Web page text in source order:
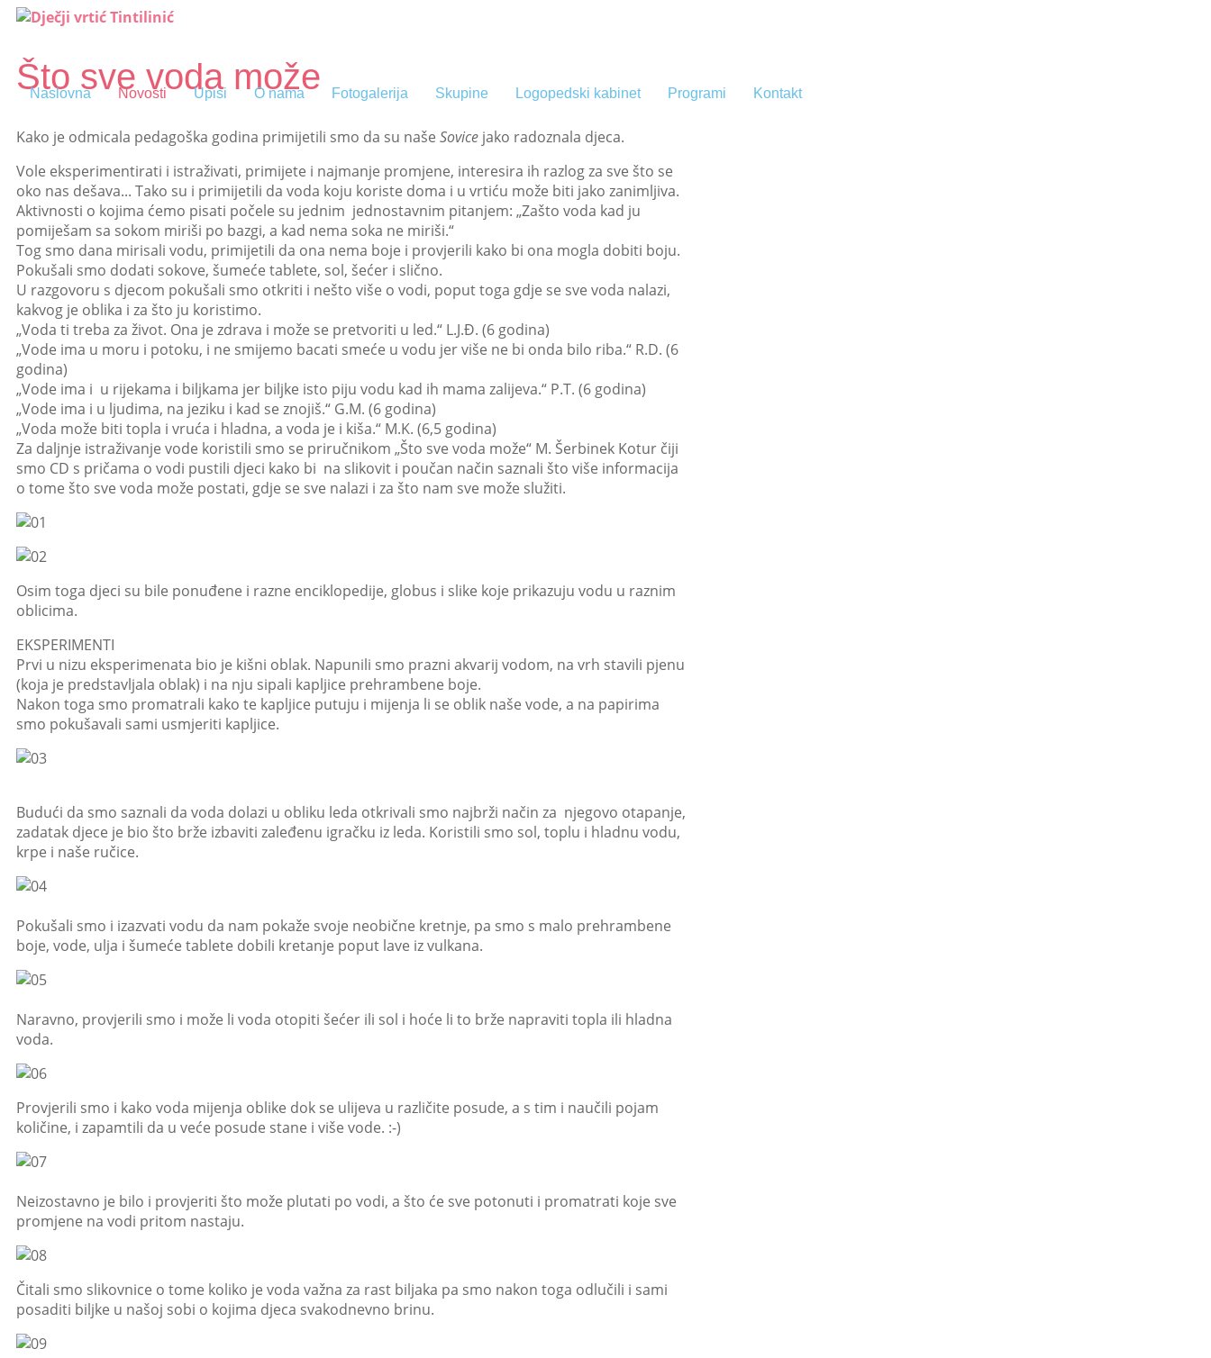
Naslovna Novosti Upisi O nama Fotogalerija Skupine Logopedski kabinet Programi Kontakt
Što sve voda može
Kako je odmicala pedagoška godina primijetili smo da su naše Sovice jako radoznala djeca.
Vole eksperimentirati i istraživati, primijete i najmanje promjene, interesira ih razlog za sve što se
oko nas dešava... Tako su i primijetili da voda koju koriste doma i u vrtiću može biti jako zanimljiva.
Aktivnosti o kojima ćemo pisati počele su jednim jednostavnim pitanjem: „Zašto voda kad ju
pomiješam sa sokom miriši po bazgi, a kad nema soka ne miriši.“
Tog smo dana mirisali vodu, primijetili da ona nema boje i provjerili kako bi ona mogla dobiti boju.
Pokušali smo dodati sokove, šumeće tablete, sol, šećer i slično.
U razgovoru s djecom pokušali smo otkriti i nešto više o vodi, poput toga gdje se sve voda nalazi,
kakvog je oblika i za što ju koristimo.
„Voda ti treba za život. Ona je zdrava i može se pretvoriti u led.“ L.J.Đ. (6 godina)
„Vode ima u moru i potoku, i ne smijemo bacati smeće u vodu jer više ne bi onda bilo riba.“ R.D. (6
godina)
„Vode ima i u rijekama i biljkama jer biljke isto piju vodu kad ih mama zalijeva.“ P.T. (6 godina)
„Vode ima i u ljudima, na jeziku i kad se znojiš.“ G.M. (6 godina)
„Voda može biti topla i vruća i hladna, a voda je i kiša.“ M.K. (6,5 godina)
Za daljnje istraživanje vode koristili smo se priručnikom „Što sve voda može“ M. Šerbinek Kotur čiji
smo CD s pričama o vodi pustili djeci kako bi na slikovit i poučan način saznali što više informacija
o tome što sve voda može postati, gdje se sve nalazi i za što nam sve može služiti.
Osim toga djeci su bile ponuđene i razne enciklopedije, globus i slike koje prikazuju vodu u raznim
oblicima.
EKSPERIMENTI
Prvi u nizu eksperimenata bio je kišni oblak. Napunili smo prazni akvarij vodom, na vrh stavili pjenu
(koja je predstavljala oblak) i na nju sipali kapljice prehrambene boje.
Nakon toga smo promatrali kako te kapljice putuju i mijenja li se oblik naše vode, a na papirima
smo pokušavali sami usmjeriti kapljice.
Budući da smo saznali da voda dolazi u obliku leda otkrivali smo najbrži način za njegovo otapanje,
zadatak djece je bio što brže izbaviti zaleđenu igračku iz leda. Koristili smo sol, toplu i hladnu vodu,
krpe i naše ručice.
Pokušali smo i izazvati vodu da nam pokaže svoje neobične kretnje, pa smo s malo prehrambene
boje, vode, ulja i šumeće tablete dobili kretanje poput lave iz vulkana.
Naravno, provjerili smo i može li voda otopiti šećer ili sol i hoće li to brže napraviti topla ili hladna
voda.
Provjerili smo i kako voda mijenja oblike dok se ulijeva u različite posude, a s tim i naučili pojam
količine, i zapamtili da u veće posude stane i više vode. :-)
Neizostavno je bilo i provjeriti što može plutati po vodi, a što će sve potonuti i promatrati koje sve
promjene na vodi pritom nastaju.
Čitali smo slikovnice o tome koliko je voda važna za rast biljaka pa smo nakon toga odlučili i sami
posaditi biljke u našoj sobi o kojima djeca svakodnevno brinu.